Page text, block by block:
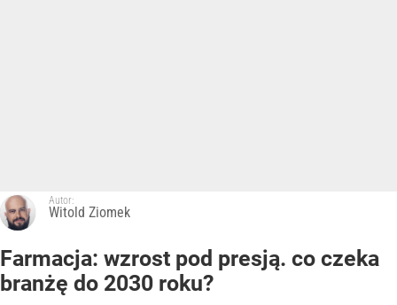
Autor:
Witold Ziomek
Farmacja: wzrost pod presją. co czeka
branżę do 2030 roku?